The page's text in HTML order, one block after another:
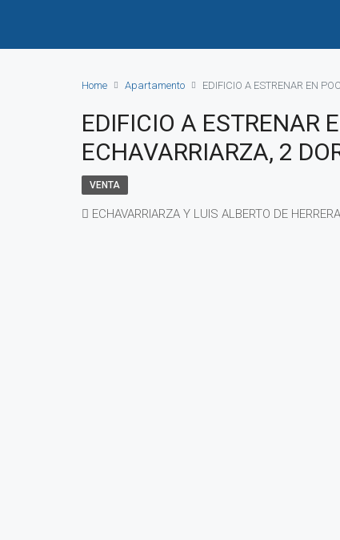
Home Apartamento EDIFICIO A ESTRENAR EN
EDIFICIO A ESTRENAR
ECHAVARRIARZA, 2
VENTA
ECHAVARRIARZA Y LUIS ALBERTO DE HERRERA